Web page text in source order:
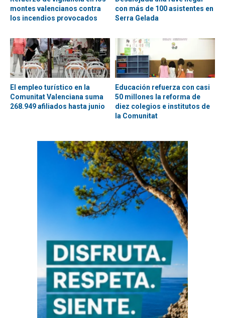
montes valencianos contra
los incendios provocados
con más de 100 asistentes en
Serra Gelada
El empleo turístico en la
Comunitat Valenciana suma
268.949 afiliados hasta junio
Educación refuerza con casi
50 millones la reforma de
diez colegios e institutos de
la Comunitat